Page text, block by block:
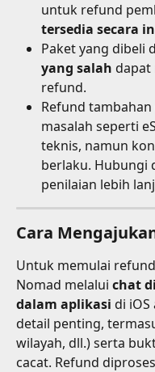
untuk refund
tersedia secara
Paket yang dibeli
yang salah dapat
refund.
Refund
masalah seperti
teknis, namun
berlaku. Hubungi
penilaian lebih
Cara
Untuk memulai
Nomad melalui chat
dalam aplikasi di
detail penting,
wilayah, dll.) serta
cacat. Refund